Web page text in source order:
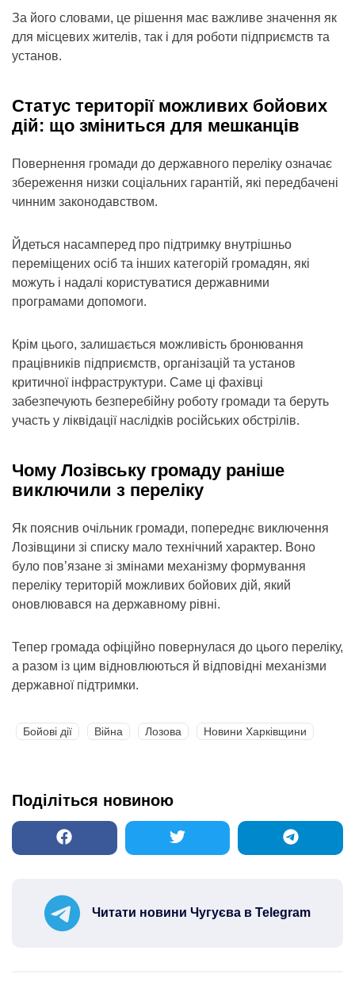
За його словами, це рішення має важливе значення як
для місцевих жителів, так і для роботи підприємств та
установ.
Статус території можливих бойових
дій: що зміниться для мешканців
Повернення громади до державного переліку означає
збереження низки соціальних гарантій, які передбачені
чинним законодавством.
Йдеться насамперед про підтримку внутрішньо
переміщених осіб та інших категорій громадян, які
можуть і надалі користуватися державними
програмами допомоги.
Крім цього, залишається можливість бронювання
працівників підприємств, організацій та установ
критичної інфраструктури. Саме ці фахівці
забезпечують безперебійну роботу громади та беруть
участь у ліквідації наслідків російських обстрілів.
Чому Лозівську громаду раніше
виключили з переліку
Як пояснив очільник громади, попереднє виключення
Лозівщини зі списку мало технічний характер. Воно
було пов’язане зі змінами механізму формування
переліку територій можливих бойових дій, який
оновлювався на державному рівні.
Тепер громада офіційно повернулася до цього переліку,
а разом із цим відновлюються й відповідні механізми
державної підтримки.
Бойові дії Війна Лозова Новини Харківщини
Поділіться новиною
Читати новини Чугуєва в Telegram